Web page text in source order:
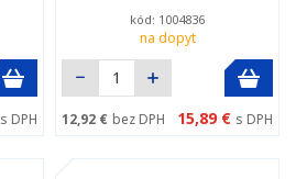
s DPH
kód: 1004836
na dopyt
12,92 € bez DPH 15,89 € s DPH